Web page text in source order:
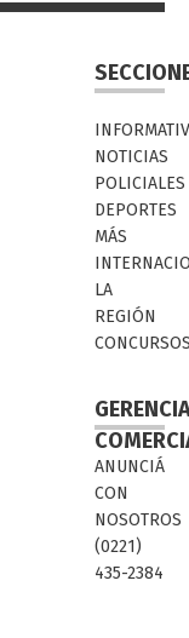
NOTICIAS
POLICIALES
DEPORTES
MÁS
LA
REGIÓN
ANUNCIÁ
CON
NOSOTROS
(0221)
435-2384